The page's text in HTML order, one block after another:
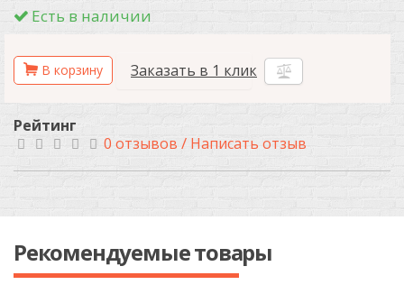
Есть в наличии
Заказать в 1 клик
Рейтинг
0 отзывов / Написать отзыв
Рекомендуемые товары